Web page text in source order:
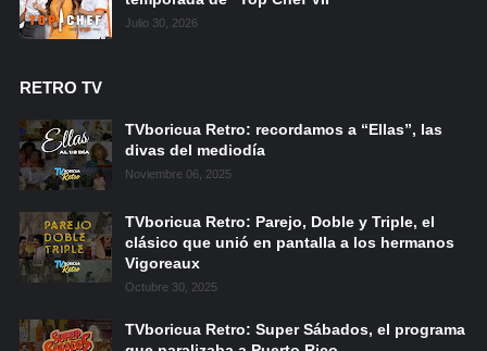
Julio 30, 2026
RETRO TV
TVboricua Retro: recordamos a “Ellas”, las
divas del mediodía
Noviembre 06, 2025
TVboricua Retro: Parejo, Doble y Triple, el
clásico que unió en pantalla a los hermanos
Vigoreaux
Octubre 30, 2025
TVboricua Retro: Super Sábados, el programa